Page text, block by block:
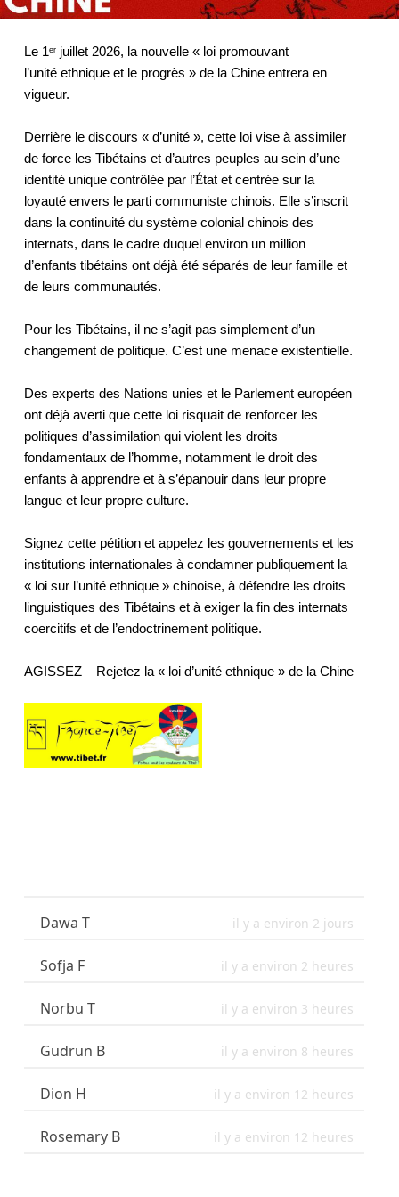
Le 1er juillet 2026, la nouvelle « loi promouvant
l’unité ethnique et le progrès » de la Chine entrera en
vigueur.
Derrière le discours « d’unité », cette loi vise à assimiler
de force les Tibétains et d’autres peuples au sein d’une
identité unique contrôlée par l’État et centrée sur la
loyauté envers le parti communiste chinois. Elle s’inscrit
dans la continuité du système colonial chinois des
internats, dans le cadre duquel environ un million
d’enfants tibétains ont déjà été séparés de leur famille et
de leurs communautés.
Pour les Tibétains, il ne s’agit pas simplement d’un
changement de politique. C’est une menace existentielle.
Des experts des Nations unies et le Parlement européen
ont déjà averti que cette loi risquait de renforcer les
politiques d’assimilation qui violent les droits
fondamentaux de l’homme, notamment le droit des
enfants à apprendre et à s’épanouir dans leur propre
langue et leur propre culture.
Signez cette pétition et appelez les gouvernements et les
institutions internationales à condamner publiquement la
« loi sur l’unité ethnique » chinoise, à défendre les droits
linguistiques des Tibétains et à exiger la fin des internats
coercitifs et de l’endoctrinement politique.
AGISSEZ – Rejetez la « loi d’unité ethnique » de la Chine
Dawa T il y a environ 2 jours
Sofja F il y a environ 2 heures
Norbu T il y a environ 3 heures
Gudrun B il y a environ 8 heures
Dion H il y a environ 12 heures
Rosemary B il y a environ 12 heures